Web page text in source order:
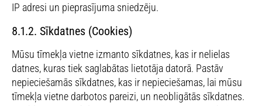
IP adresi un pieprasījuma sniedzēju.
8.1.2. Sīkdatnes (Cookies)
Mūsu tīmekļa vietne izmanto sīkdatnes, kas ir nelielas
datnes, kuras tiek saglabātas lietotāja datorā. Pastāv
nepieciešamās sīkdatnes, kas ir nepieciešamas, lai mūsu
tīmekļa vietne darbotos pareizi, un neobligātās sīkdatnes.